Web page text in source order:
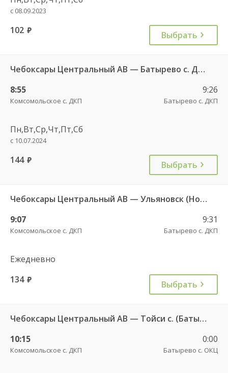
с 08.09.2023
102 руб. Выбрать
Чебоксары Центральный АВ — Батырево с. ДКП 543
8:55
Комсомольское с. ДКП
9:26
Батырево с. ДКП
Пн,Вт,Ср,Чт,Пт,Сб
с 10.07.2024
144 руб. Выбрать
Чебоксары Центральный АВ — Ульяновск (Новый город) ч/з Батырево с. ДКП 5843
9:07
Комсомольское с. ДКП
9:31
Батырево с. ДКП
Ежедневно
134 руб. Выбрать
Чебоксары Центральный АВ — Тойси с. (Батырево) 526
10:15
Комсомольское с. ДКП
0:00
Батырево с. ОКЦ